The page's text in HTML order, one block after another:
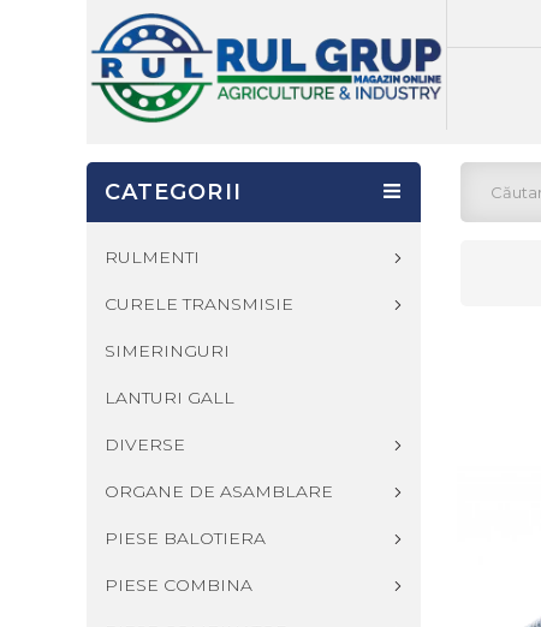
CATEGORII
RULMENTI
CURELE TRANSMISIE
SIMERINGURI
LANTURI GALL
DIVERSE
ORGANE DE ASAMBLARE
PIESE BALOTIERA
PIESE COMBINA